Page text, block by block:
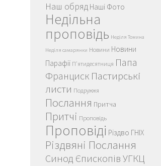
Наш обряд Наші Фото
Недільна
проповідь Неділя Томина
Неділя самарянки Новини Новини
Парафії П'ятидесятниця Папа
Франциск Пастирські
листи Подружжя
Послання Притча
Притчі Проповідь
Проповіді Різдво ГНІХ
Різдвяні Послання
Синод Єпископів УГКЦ